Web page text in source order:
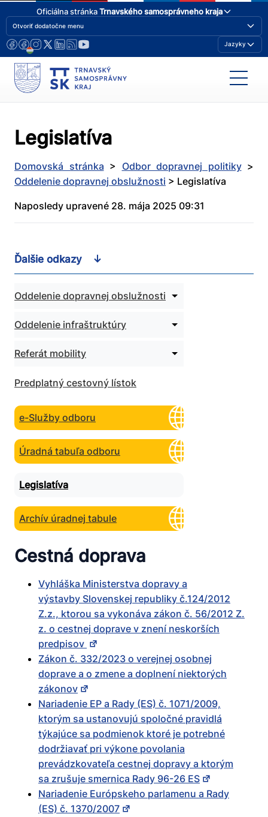
Oficiálna stránkaTrnavského samosprávneho kraja
Otvoriť dodatočne menu
Jazyky
Legislatíva
Domovská stránka > Odbor dopravnej politiky>
Oddelenie dopravnej obslužnosti > Legislatíva
Naposledy upravené 28. mája 2025 09:31
Ďalšie odkazy
Oddelenie dopravnej obslužnosti Rozbaliť
Oddelenie
Oddelenie infraštruktúry
Rozbaliť
Oddelenie
Referát mobility
Rozbaliť
Predplatný cestovný lístok
e-Služby odboru
Úradná tabuľa odboru
Legislatíva
Archív úradnej tabule
Cestná doprava
Vyhláška Ministerstva dopravy a
výstavby Slovenskej republiky č.124/2012
Z.z., ktorou sa vykonáva zákon č. 56/2012 Z.
z. o cestnej doprave v znení neskorších
predpisov
Zákon č. 332/2023 o verejnej osobnej
doprave a o zmene a doplnení niektorých
zákonov
Nariadenie EP a Rady (ES) č. 1071/2009,
ktorým sa ustanovujú spoločné pravidlá
týkajúce sa podmienok ktoré je potrebné
dodržiavať pri výkone povolania
prevádzkovateľa cestnej dopravy a ktorým
sa zrušuje smernica Rady 96-26 ES
Nariadenie Európskeho parlamenu a Rady
(ES) č. 1370/2007